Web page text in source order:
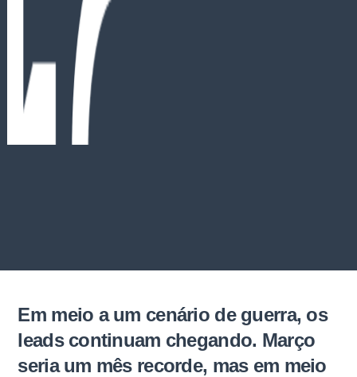
Em meio a um cenário de guerra, os
leads continuam chegando. Março
seria um mês recorde, mas em meio